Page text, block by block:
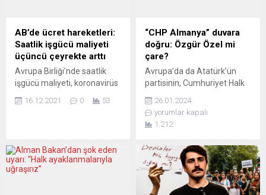
toplantısında, Almanya’nın
Kiev’deki büyükelçiliğinin
vize bölümünün bulunduğu
binanın füze saldırılarında
hasar gördüğünü bildirdi.
Wagner, söz konusu binanın
aylardır kullanılmadığını ve
eylemciler, bazı mesleklere
getirilen aşı zorunluluğu ve
Covid-19 sağlık ruhsatı
uygulamasını 7 hafta
sonudur protesto ediyor.
Paris’te 5...
AB’de ücret hareketleri:
Saatlik işgücü maliyeti
üçüncü çeyrekte arttı
Avrupa Birliği’nde saatlik
işgücü maliyeti, koronavirüs
yumuşadığı üçüncü
Ofisi (Eurostat), AB
ülkelerinde 2021’in üçüncü
16.12.2021 0 53
“CHP Almanya” duvara
doğru: Özgür Özel mi
çare?
Avrupa’da da Atatürk’ün
partisinin, Cumhuriyet Halk
çarpmasına ramak kaldı.
Aslında benzer sıkıntıları bu
sayfalardan uzun süredir
“Yeni yapılanma” adı altında
Almanya örgütlenmelerine
bundan birkaç yıl önce darbe
yapıldı. Yıllar boyunca
26.01.2024
yorumlar kapalı
1.212